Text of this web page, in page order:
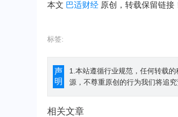
本文 巴适财经 原创，转载保留链接
标签:
声
明
1.本站遵循行业规范，任何转载
源，不尊重原创的行为我们将追
相关文章